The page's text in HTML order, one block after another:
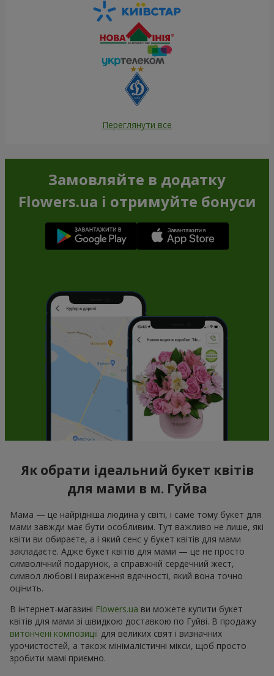
Переглянути все
Замовляйте в додатку
Flowers.ua і отримуйте бонуси
Як обрати ідеальний букет квітів
для мами в м. Гуйва
Мама — це найрідніша людина у світі, і саме тому букет для
мами завжди має бути особливим. Тут важливо не лише, які
квіти ви обираєте, а і який сенс у букет квітів для мами
закладаєте. Адже букет квітів для мами — це не просто
символічний подарунок, а справжній сердечний жест,
символ любові і вираження вдячності, який вона точно
оцінить.
В інтернет-магазині Flowers.ua ви можете купити букет
квітів для мами зі швидкою доставкою по Гуйві. В продажу
витончені композиції для великих свят і визначних
урочистостей, а також мінімалістичні мікси, щоб просто
зробити мамі приємно.